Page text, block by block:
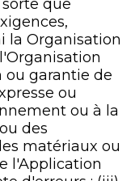
que
la Organisation
ou garantie de
ou
ou à la
des
matériaux ou
l'Application